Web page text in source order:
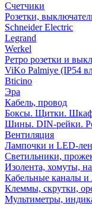
Счетчики
Розетки,
Schneider Electric
Legrand
Werkel
Ретро розетки и
ViKo Palmiye (IP54
Bticino
Эра
Кабель, провод
Боксы. Щитки.
Шины. DIN-рейки.
Вентиляция
Лампочки и LED-
Светильники,
Изолента, хомуты,
Кабельные каналы и
Клеммы, скрутки,
Мультиметры,